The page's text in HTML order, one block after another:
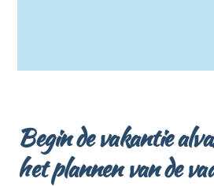
Begin de vakantie
het plannen van de